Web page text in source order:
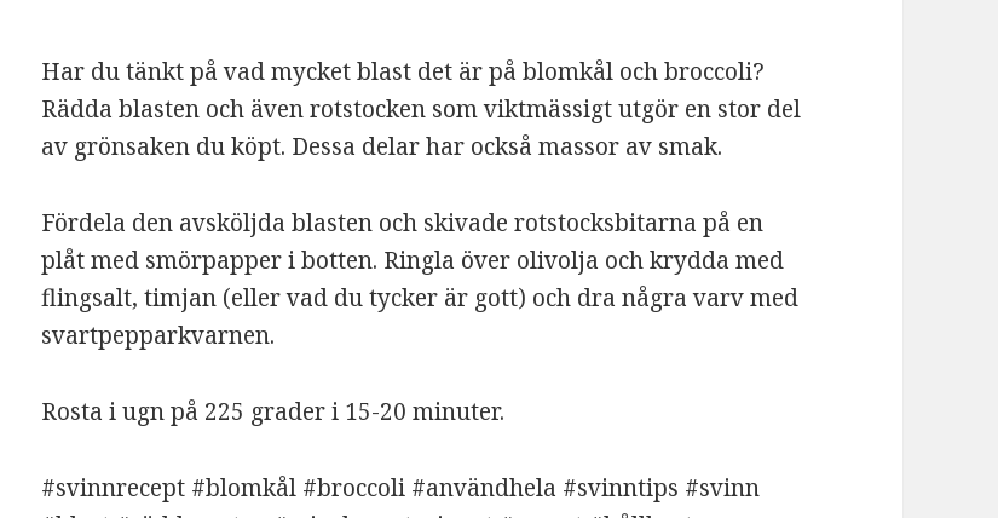
Har du tänkt på vad mycket blast det är på blomkål och broccoli?
Rädda blasten och även rotstocken som viktmässigt utgör en stor del
av grönsaken du köpt. Dessa delar har också massor av smak.
Fördela den avsköljda blasten och skivade rotstocksbitarna på en
plåt med smörpapper i botten. Ringla över olivolja och krydda med
flingsalt, timjan (eller vad du tycker är gott) och dra några varv med
svartpepparkvarnen.
Rosta i ugn på 225 grader i 15-20 minuter.
#svinnrecept #blomkål #broccoli #användhela #svinntips #svinn